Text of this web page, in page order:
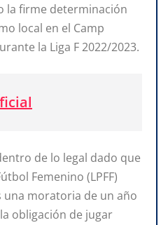
la firme determinación
local en el Camp
la Liga F 2022/2023.
de lo legal dado que
Femenino (LPFF)
una moratoria de un año
obligación de jugar